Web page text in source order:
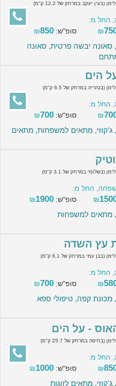
(בעין יעקב במרחק של 12.2 ק"מ)
החל מ:
₪ סופ"ש: ₪850
יחידות 4, סאונה יבשה פרטית, סאונה
הים
(בנהריה במרחק של 6.5 ק"מ)
החל מ:
₪ סופ"ש: ₪700
יחידות 6, ג'קוזי, מתאים למשפחות, מתאים
(בשלומי במרחק של 3.1 ק"מ)
החל מ:
₪ סופ"ש: ₪1900
עץ השדה
(בבן עמי במרחק של 6.1 ק"מ)
החל מ:
₪ סופ"ש: ₪700
יחידות 5, מכונת קפה, טיפולי ספא
- על הים
(בחיפה במרחק של 25.7 ק"מ)
החל מ:
₪ סופ"ש: ₪1000